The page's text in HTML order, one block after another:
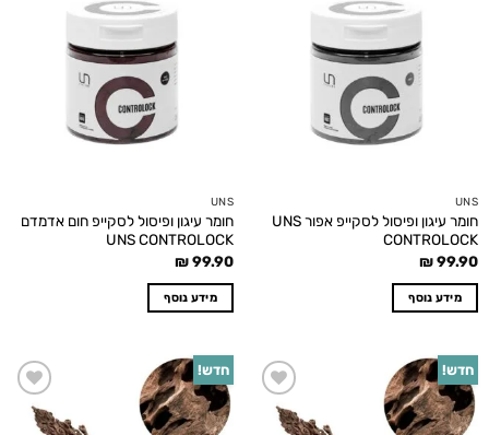
UNS
חומר עיגון ופיסול לסקייפ אפור UNS
CONTROLOCK
₪99.90
מידע נוסף
UNS
חומר עיגון ופיסול לסקייפ חום אדמדם
UNS CONTROLOCK
₪99.90
מידע נוסף
חדש!
Add to
wishlist
חדש!
Add to
wishlist